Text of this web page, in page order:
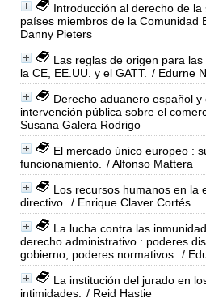
Introducción al derecho de
países miembros de la Comunidad
Danny Pieters
Las reglas de origen para
la CE, EE.UU. y el GATT. / Edurne
Derecho aduanero español y
intervención pública sobre el
Susana Galera Rodrigo
El mercado único europeo :
funcionamiento.
/ Alfonso Mattera
Los recursos humanos en la
directivo.
/ Enrique Claver Cortés
La lucha contra las
derecho administrativo : poderes
gobierno, poderes normativos.
/
La institución del jurado en
intimidades.
/ Reid Hastie